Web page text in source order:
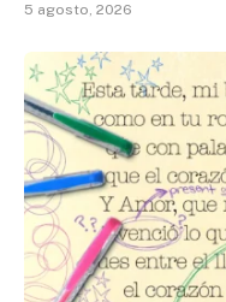
5 agosto, 2026